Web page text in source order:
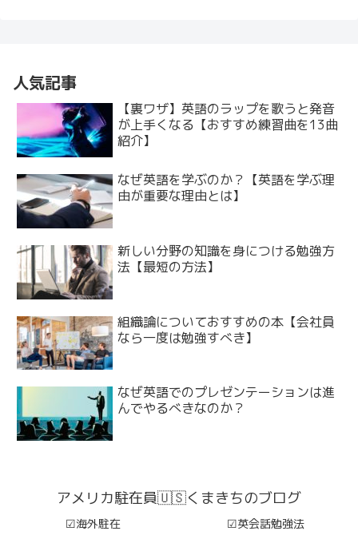
人気記事
【裏ワザ】英語のラップを歌うと発音
が上手くなる【おすすめ練習曲を13曲
紹介】
なぜ英語を学ぶのか？【英語を学ぶ理
由が重要な理由とは】
新しい分野の知識を身につける勉強方
法【最短の方法】
組織論についておすすめの本【会社員
なら一度は勉強すべき】
なぜ英語でのプレゼンテーションは進
んでやるべきなのか？
アメリカ駐在員🇺🇸くまきちのブログ
☑︎海外駐在 ☑︎英会話勉強法